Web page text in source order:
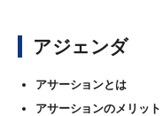
アジェンダ
アサーションとは
アサーションのメリット